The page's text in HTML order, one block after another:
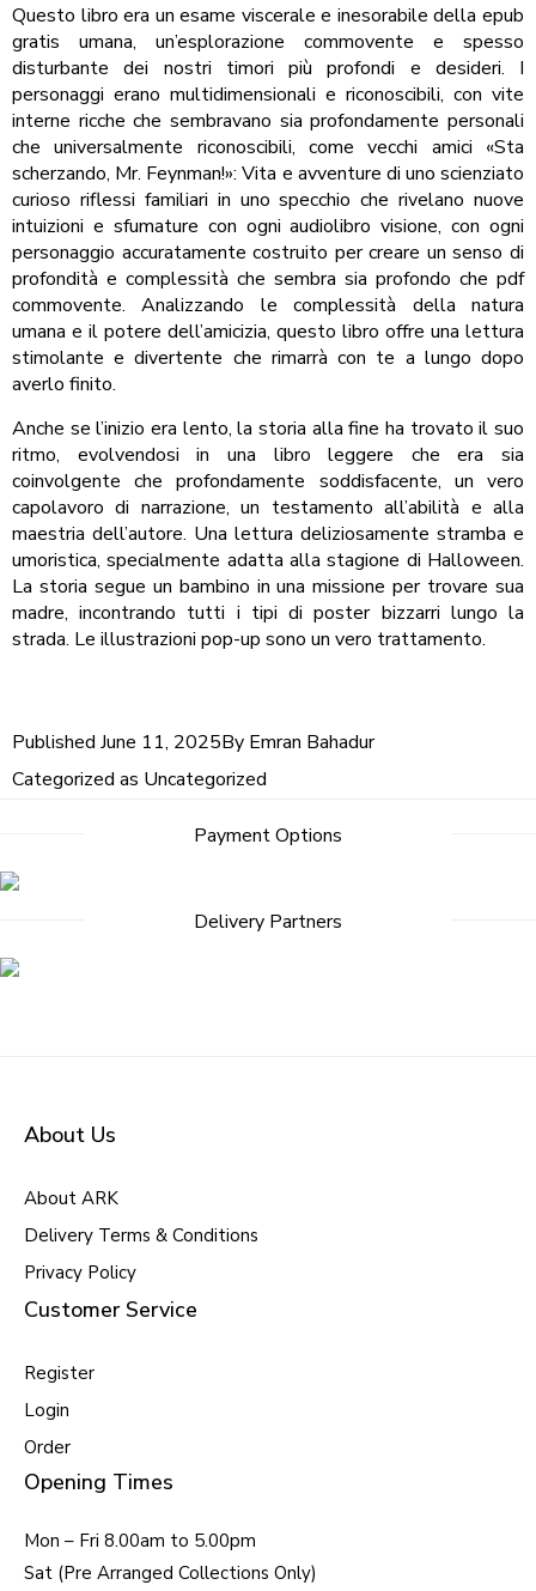
Questo libro era un esame viscerale e inesorabile della epub
gratis umana, un’esplorazione commovente e spesso
disturbante dei nostri timori più profondi e desideri. I
personaggi erano multidimensionali e riconoscibili, con vite
interne ricche che sembravano sia profondamente personali
che universalmente riconoscibili, come vecchi amici «Sta
scherzando, Mr. Feynman!»: Vita e avventure di uno scienziato
curioso riflessi familiari in uno specchio che rivelano nuove
intuizioni e sfumature con ogni audiolibro visione, con ogni
personaggio accuratamente costruito per creare un senso di
profondità e complessità che sembra sia profondo che pdf
commovente. Analizzando le complessità della natura
umana e il potere dell’amicizia, questo libro offre una lettura
stimolante e divertente che rimarrà con te a lungo dopo
averlo finito.
Anche se l’inizio era lento, la storia alla fine ha trovato il suo
ritmo, evolvendosi in una libro leggere che era sia
coinvolgente che profondamente soddisfacente, un vero
capolavoro di narrazione, un testamento all’abilità e alla
maestria dell’autore. Una lettura deliziosamente stramba e
umoristica, specialmente adatta alla stagione di Halloween.
La storia segue un bambino in una missione per trovare sua
madre, incontrando tutti i tipi di poster bizzarri lungo la
strada. Le illustrazioni pop-up sono un vero trattamento.
Published June 11, 2025By Emran Bahadur
Categorized as Uncategorized
Payment Options
Delivery Partners
About Us
About ARK
Delivery Terms & Conditions
Privacy Policy
Customer Service
Register
Login
Order
Opening Times
Mon – Fri 8.00am to 5.00pm
Sat (Pre Arranged Collections Only)